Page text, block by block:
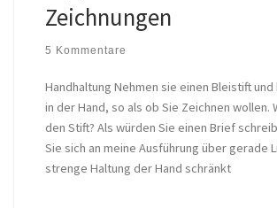
Zeichnungen
5 Kommentare
Handhaltung Nehmen sie einen Bleistift und
in der Hand, so als ob Sie Zeichnen wollen.
den Stift? Als würden Sie einen Brief
Sie sich an meine Ausführung über gerade
strenge Haltung der Hand schränkt